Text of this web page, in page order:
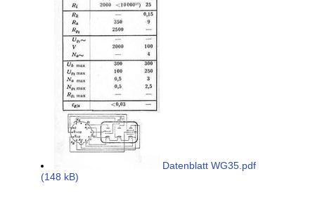
Datenblatt WG35.pdf
(148 kB)